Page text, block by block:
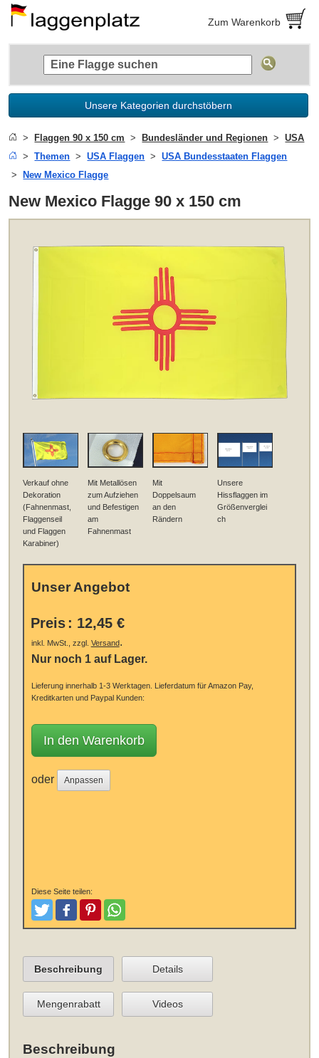
Zum Warenkorb
Unsere Kategorien durchstöbern
Flaggen 90 x 150 cm Bundesländer und Regionen
USA
Themen
USA Flaggen
USA Bundesstaaten Flaggen
New Mexico Flagge
New Mexico Flagge 90 x 150 cm
Verkauf ohne
Dekoration
(Fahnenmast,
Flaggenseil
und Flaggen
Karabiner)
Mit Metallösen
zum Aufziehen
und Befestigen
am
Fahnenmast
Mit
Doppelsaum
an den
Rändern
Unsere
Hissflaggen im
Größenverglei
ch
Unser Angebot
Preis : 12,45 €
inkl. MwSt., zzgl. Versand.
Nur noch 1 auf Lager.
Lieferung innerhalb 1-3 Werktagen. Lieferdatum für Amazon Pay,
Kreditkarten und Paypal Kunden:
In den Warenkorb
oder Anpassen
Diese Seite teilen:
TweetenPostenPinterestTeilen
Beschreibung Details
Mengenrabatt Videos
Beschreibung